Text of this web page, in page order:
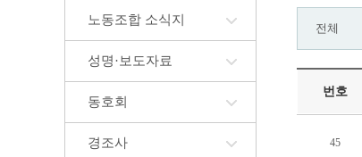
노동조합 소식지
성명·보도자료
동호회
경조사
전체
번호
45